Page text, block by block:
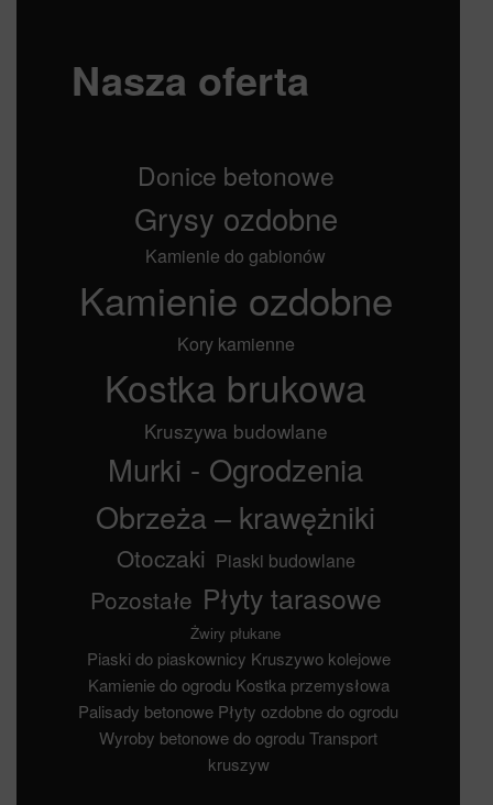
Nasza oferta
Donice betonowe
Grysy ozdobne
Kamienie do gabionów
Kamienie ozdobne
Kory kamienne
Kostka brukowa
Kruszywa budowlane
Murki - Ogrodzenia
Obrzeża – krawężniki
Otoczaki Piaski budowlane
Pozostałe Płyty tarasowe
Żwiry płukane
Piaski do piaskownicy Kruszywo kolejowe
Kamienie do ogrodu Kostka przemysłowa
Palisady betonowe Płyty ozdobne do ogrodu
Wyroby betonowe do ogrodu Transport
kruszyw